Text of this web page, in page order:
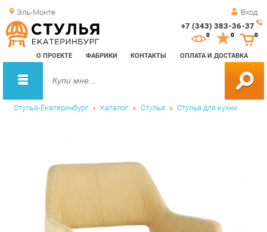
Эль-Монте Вход
+7 (343) 383-36-37
О ПРОЕКТЕ ФАБРИКИ КОНТАКТЫ ОПЛАТА И ДОСТАВКА
0 0
Стулья-Екатеринбург Каталог Стулья Стулья для кухни